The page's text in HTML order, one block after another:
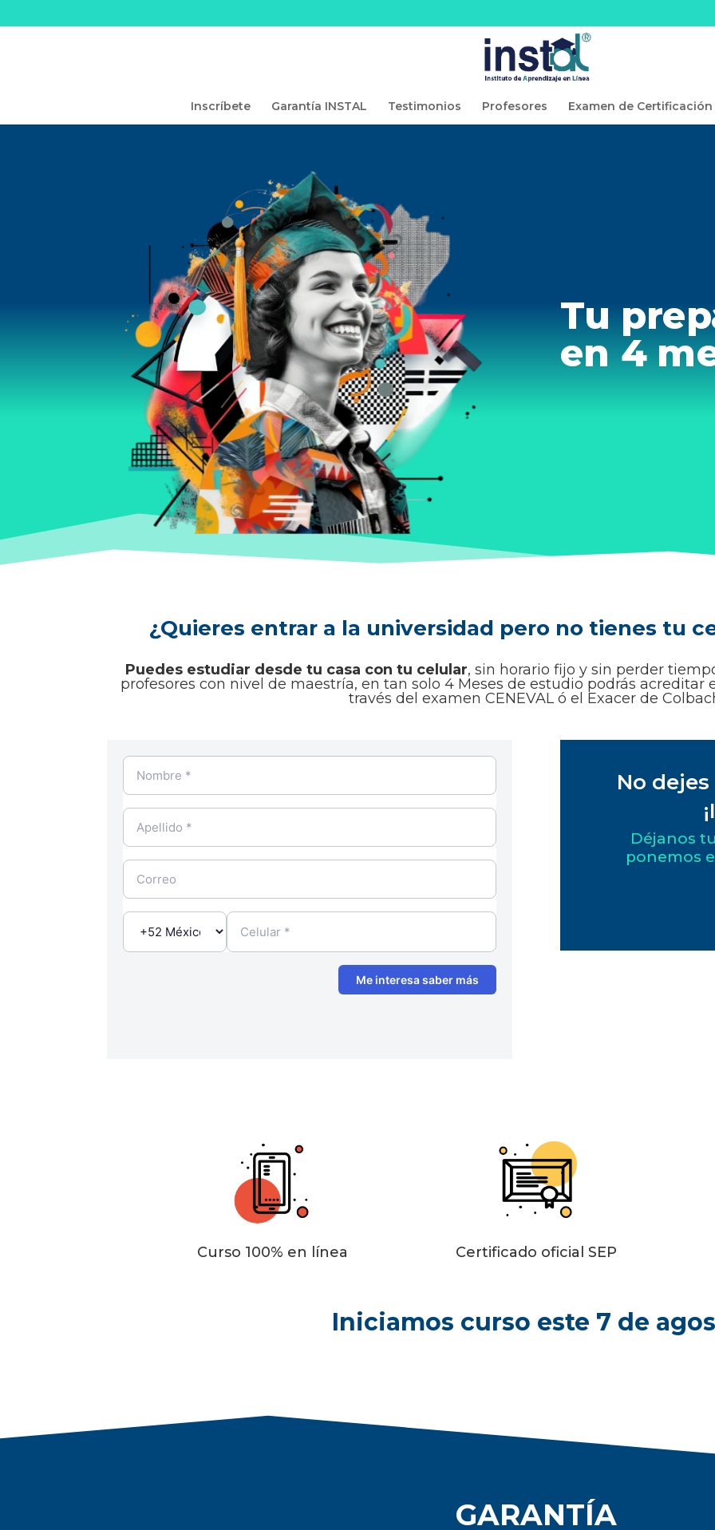
Inscríbete Garantía INSTAL Testimonios Profesores Examen de Certificación
Tu
en 4
¿Quieres entrar a la universidad pero no tienes tu
Puedes estudiar desde tu casa con tu celular, sin horario fijo y sin perder
profesores con nivel de maestría, en tan solo 4 Meses de estudio podrás acreditar
través del examen CENEVAL ó el Exacer de
No
Déjanos
ponemos
Curso 100% en línea Certificado oficial SEP
Iniciamos curso este 7 de
GARANTÍA